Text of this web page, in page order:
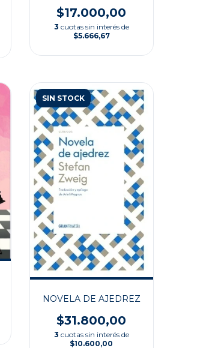
$17.000,00
3 cuotas sin interés de
$5.666,67
SIN STOCK
NOVELA DE AJEDREZ
$31.800,00
3 cuotas sin interés de
$10.600,00